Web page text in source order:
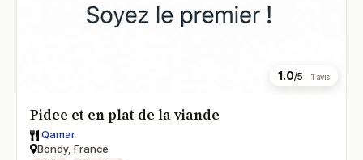
1.0/5 1 avis
Pidee et en plat de la viande
Qamar
Bondy, France